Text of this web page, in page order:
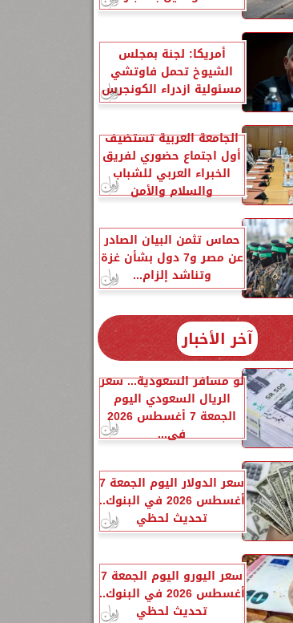
أمريكا: لجنة بمجلس
الشيوخ تحمل فاوتشي
مسئولية ازدراء الكونجرس
الجامعة العربية تستضيف
أول اجتماع حضوري لفريق
الخبراء العربي للشباب
والسلام والأمن
حماس تثمن البيان الصادر
عن مصر و7 دول بشأن غزة
وتناشد إلزام...
آخر الأخبار
لو مسافر السعودية... سعر
الريال السعودي اليوم
الجمعة 7 أغسطس 2026
في...
سعر الدولار اليوم الجمعة 7
أغسطس 2026 في البنوك..
تحديث لحظي
سعر اليورو اليوم الجمعة 7
أغسطس 2026 في البنوك..
تحديث لحظي